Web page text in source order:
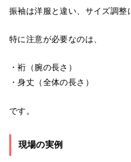
振袖は洋服と違い、サイズ調整
特に注意が必要なのは、
・裄（腕の長さ）
・身丈（全体の長さ）
です。
現場の実例